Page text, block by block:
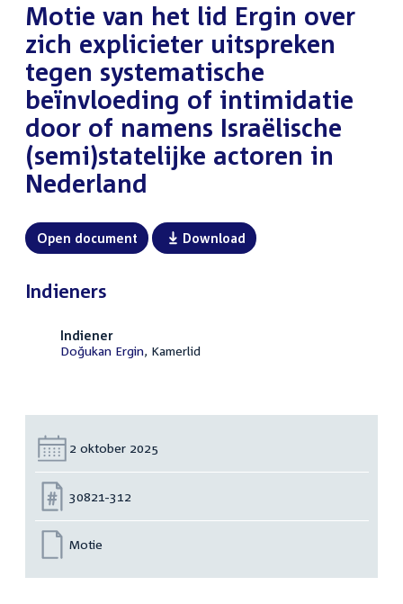
:Motie van het lid Ergin over
zich explicieter uitspreken
tegen systematische
beïnvloeding of intimidatie
door of namens Israëlische
(semi)statelijke actoren in
Nederland
Open document Download
Indieners
Indiener
Doğukan Ergin, Kamerlid
Datum:
2 oktober 2025
Nummer:
30821-312
Motie